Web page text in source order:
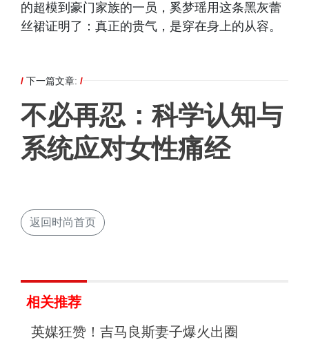
的超模到豪门家族的一员，奚梦瑶用这条黑灰蕾
丝裙证明了：真正的贵气，是穿在身上的从容。
/ 下一篇文章: /
不必再忍：科学认知与
系统应对女性痛经
返回时尚首页
相关推荐
英媒狂赞！吉马良斯妻子爆火出圈